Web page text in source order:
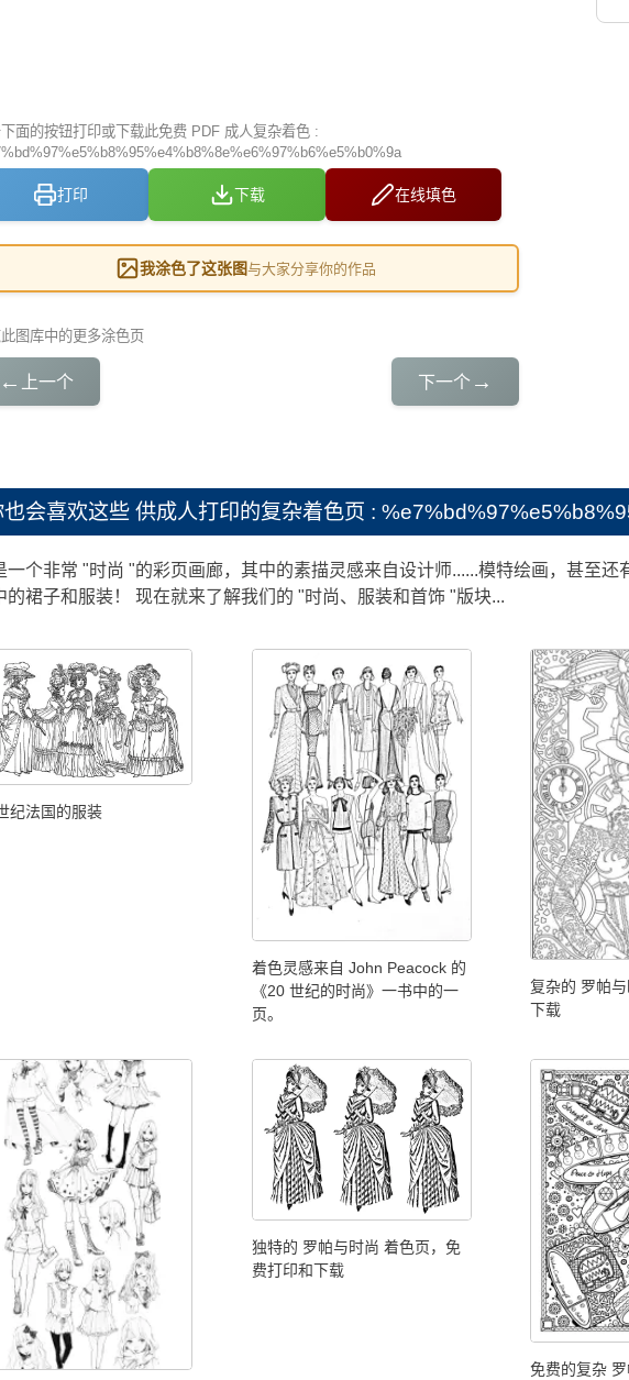
面的按钮打印或下载此免费 PDF 成人复杂着色 :
打印 下载 在线填色
我涂色了这张图与大家分享你的作品
图库中的更多涂色页
← 上一个 下一个 →
也会喜欢这些 供成人打印的复杂着色页 :
一个非常 "时尚 "的彩页画廊，其中的素描灵感来自设计师......模特绘画，甚至
的裙子和服装！ 现在就来了解我们的 "时尚、服装和首饰 "版块...
纪法国的服装
着色灵感来自 John Peacock 的
《20 世纪的时尚》一书中的一
页。
复杂的 罗帕
下载
独特的 罗帕与时尚 着色页，免
费打印和下载
免费的复杂